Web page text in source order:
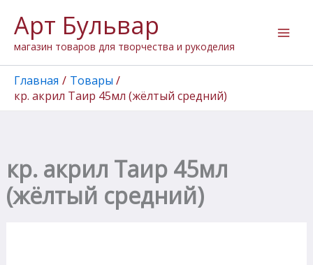
содержимому
Арт Бульвар
магазин товаров для творчества и рукоделия
Главная
Товары
кр. акрил Таир 45мл (жёлтый средний)
кр. акрил Таир 45мл
(жёлтый средний)
товара
кр.
акрил
Таир
45мл
средний)